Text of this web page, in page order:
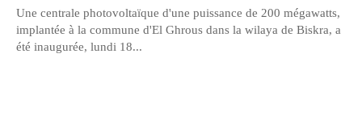
Une centrale photovoltaïque d'une puissance de 200 mégawatts,
implantée à la commune d'El Ghrous dans la wilaya de Biskra, a
été inaugurée, lundi 18...